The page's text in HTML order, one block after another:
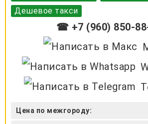
Дешевое такси
☎ +7 (960) 850-
Цена по межгороду: